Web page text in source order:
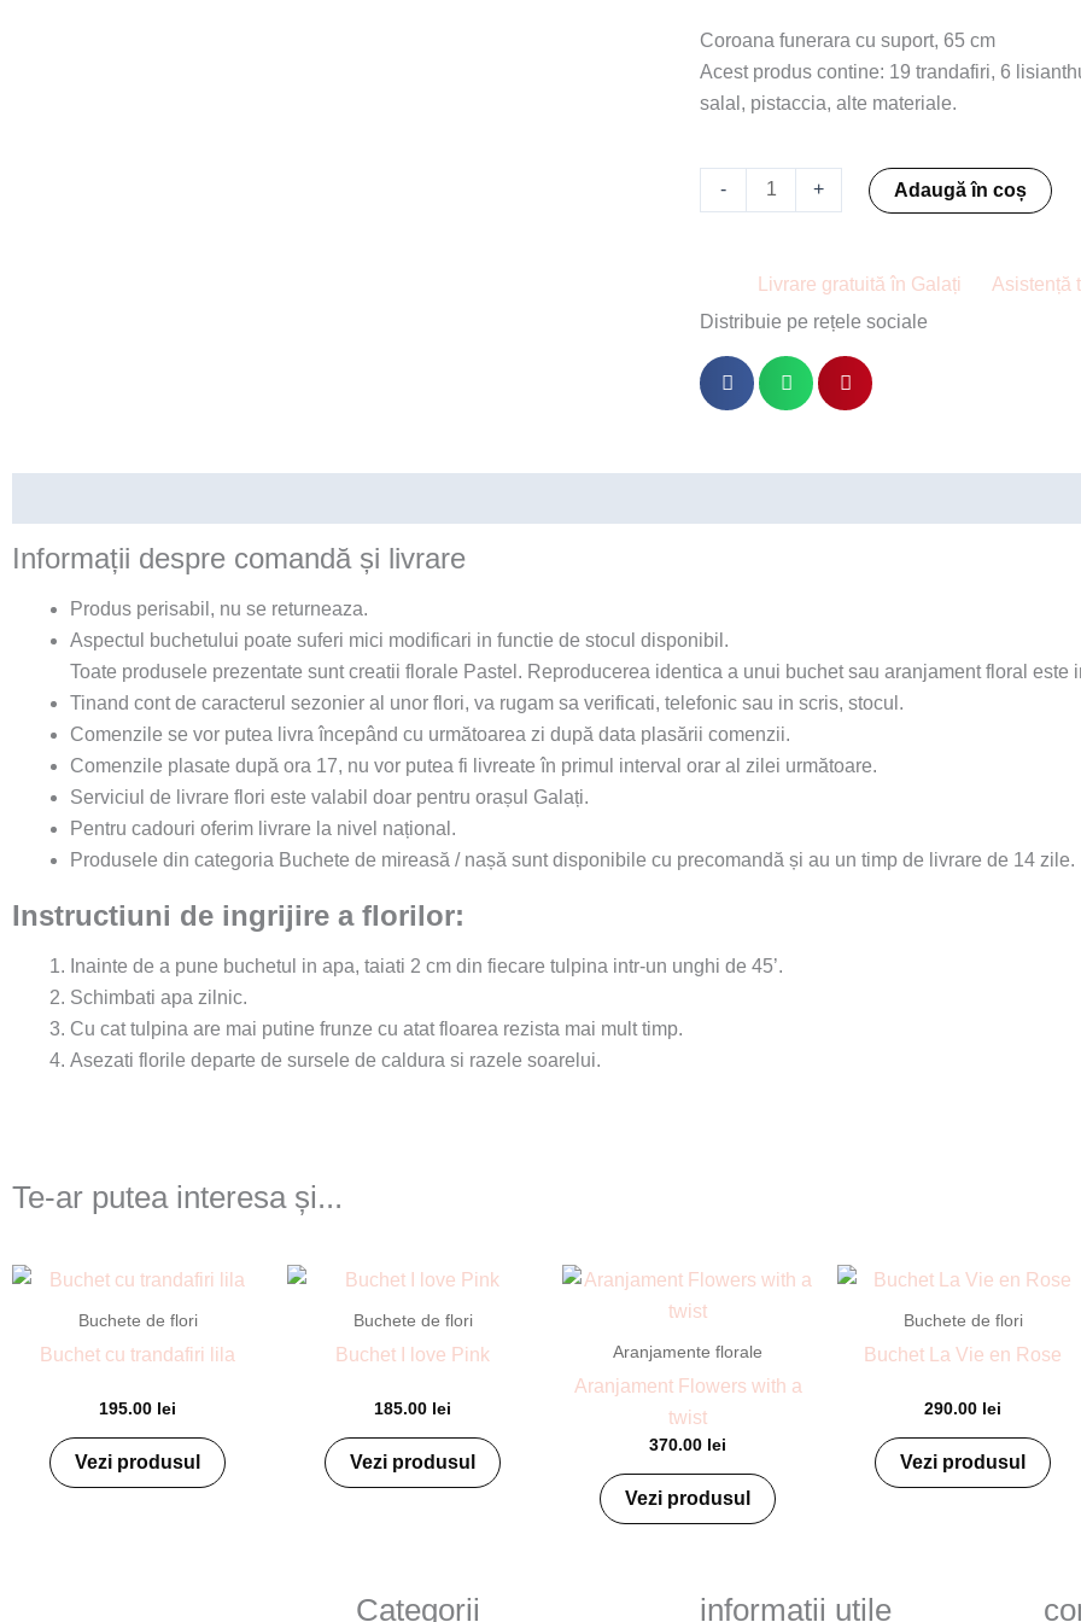
Coroana funerara cu suport, 65 cm
Acest produs contine: 19 trandafiri, 6
salal, pistaccia, alte materiale.
-
Cantitate
Coroana
lisianthus
70cm
+ Adaugă în coș
Livrare gratuită în Galați Asistență
Distribuie pe rețele sociale
Informații despre comandă și livrare
Produs perisabil, nu se returneaza.
Aspectul buchetului poate suferi mici modificari in functie de stocul disponibil.
Toate produsele prezentate sunt creatii florale Pastel. Reproducerea identica a unui buchet sau aranjament floral este
Tinand cont de caracterul sezonier al unor flori, va rugam sa verificati, telefonic sau in scris, stocul.
Comenzile se vor putea livra începând cu următoarea zi după data plasării comenzii.
Comenzile plasate după ora 17, nu vor putea fi livreate în primul interval orar al zilei următoare.
Serviciul de livrare flori este valabil doar pentru orașul Galați.
Pentru cadouri oferim livrare la nivel național.
Produsele din categoria Buchete de mireasă / nașă sunt disponibile cu precomandă și au un timp de livrare de 14 zile.
Instructiuni de ingrijire a florilor:
Inainte de a pune buchetul in apa, taiati 2 cm din fiecare tulpina intr-un unghi de 45’.
Schimbati apa zilnic.
Cu cat tulpina are mai putine frunze cu atat floarea rezista mai mult timp.
Asezati florile departe de sursele de caldura si razele soarelui.
Te-ar putea interesa și...
Buchete de flori
Buchet cu trandafiri lila
195.00 lei
Vezi produsul
Buchete de flori
Buchet I love Pink
185.00 lei
Vezi produsul
Aranjamente florale
Aranjament Flowers with a
twist
370.00 lei
Vezi produsul
Buchete de flori
Buchet La Vie en Rose
290.00 lei
Vezi produsul
Categorii informații utile